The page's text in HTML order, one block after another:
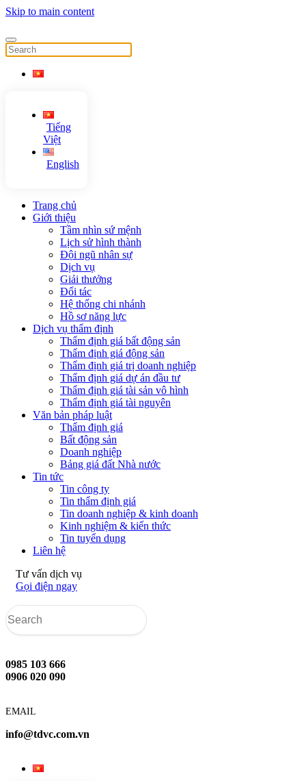
Skip to main content
Tiếng
Việt
English
Trang chủ
Giới thiệu
Tầm nhìn sứ mệnh
Lịch sử hình thành
Đội ngũ nhân sự
Dịch vụ
Giải thưởng
Đối tác
Hệ thống chi nhánh
Hồ sơ năng lực
Dịch vụ thẩm định
Thẩm định giá bất động sản
Thẩm định giá động sản
Thẩm định giá trị doanh nghiệp
Thẩm định giá dự án đầu tư
Thẩm định giá tài sản vô hình
Thẩm định giá tài nguyên
Văn bản pháp luật
Thẩm định giá
Bất động sản
Doanh nghiệp
Bảng giá đất Nhà nước
Tin tức
Tin công ty
Tin thẩm định giá
Tin doanh nghiệp & kinh doanh
Kinh nghiệm & kiến thức
Tin tuyển dụng
Liên hệ
Tư vấn dịch vụ
Gọi điện ngay
0985 103 666
0906 020 090
EMAIL
info@tdvc.com.vn